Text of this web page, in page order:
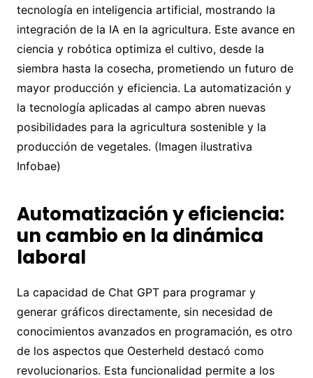
tecnología en inteligencia artificial, mostrando la
integración de la IA en la agricultura. Este avance en
ciencia y robótica optimiza el cultivo, desde la
siembra hasta la cosecha, prometiendo un futuro de
mayor producción y eficiencia. La automatización y
la tecnología aplicadas al campo abren nuevas
posibilidades para la agricultura sostenible y la
producción de vegetales. (Imagen ilustrativa
Infobae)
Automatización y eficiencia:
un cambio en la dinámica
laboral
La capacidad de Chat GPT para programar y
generar gráficos directamente, sin necesidad de
conocimientos avanzados en programación, es otro
de los aspectos que Oesterheld destacó como
revolucionarios. Esta funcionalidad permite a los